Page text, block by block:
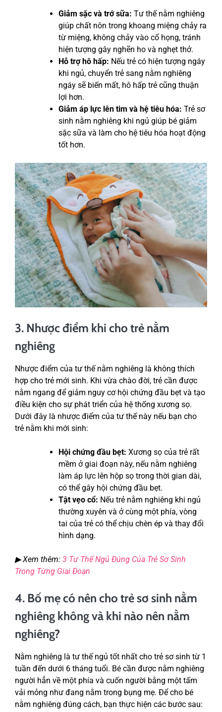
Giảm sặc và trớ sữa: Tư thế nằm nghiêng
giúp chất nôn trong khoang miệng chảy ra
từ miệng, không chảy vào cổ họng, tránh
hiện tượng gây nghẽn ho và nghẹt thở.
Hỗ trợ hô hấp: Nếu trẻ có hiện tượng ngáy
khi ngủ, chuyển trẻ sang nằm nghiêng
ngáy sẽ biến mất, hô hấp trẻ cũng thuận
lợi hơn.
Giảm áp lực lên tim và hệ tiêu hóa: Trẻ sơ
sinh nằm nghiêng khi ngủ giúp bé giảm
sặc sữa và làm cho hệ tiêu hóa hoạt động
tốt hơn.
3. Nhược điểm khi cho trẻ nằm
nghiêng
Nhược điểm của tư thế nằm nghiêng là không thích
hợp cho trẻ mới sinh. Khi vừa chào đời, trẻ cần được
nằm ngang để giảm nguy cơ hội chứng đầu bẹt và tạo
điều kiện cho sự phát triển của hệ thống xương sọ.
Dưới đây là nhược điểm của tư thế này nếu bạn cho
trẻ nằm khi mới sinh:
Hội chứng đầu bẹt: Xương sọ của trẻ rất
mềm ở giai đoạn này, nếu nằm nghiêng
làm áp lực lên hộp sọ trong thời gian dài,
có thể gây hội chứng đầu bẹt.
Tật vẹo cổ: Nếu trẻ nằm nghiêng khi ngủ
thường xuyên và ở cùng một phía, vòng
tai của trẻ có thể chịu chèn ép và thay đổi
hình dạng.
▶ Xem thêm: 3 Tư Thế Ngủ Đúng Của Trẻ Sơ Sinh
Trong Từng Giai Đoạn
4. Bố mẹ có nên cho trẻ sơ sinh nằm
nghiêng không và khi nào nên nằm
nghiêng?
Nằm nghiêng là tư thế ngủ tốt nhất cho trẻ sơ sinh từ 1
tuần đến dưới 6 tháng tuổi. Bé cần được nằm nghiêng
người hẳn về một phía và cuốn người bằng một tấm
vải mỏng như đang nằm trong bụng mẹ. Để cho bé
nằm nghiêng đúng cách, bạn thực hiện các bước sau: